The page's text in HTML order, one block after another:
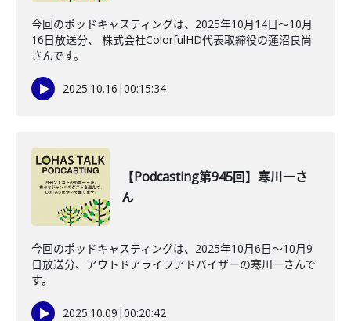
今回のポッドキャスティングは、2025年10月14日〜10月
16日放送分、 株式会社ColorfulHD代表取締役の蓮沼良尚
さんです。
2025.10.16 |00:15:34
【Podcasting第945回】寒川一さ
ん
今回のポッドキャスティングは、2025年10月6日〜10月9
日放送分、アウトドアライフアドバイザーの寒川一さんで
す。
2025.10.09 |00:20:42